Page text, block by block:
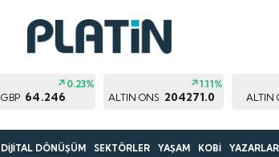
GBP 64.246
0.23%
ALTIN ONS 204271.0
1.11%
ALTIN
DİJİTAL DÖNÜŞÜM SEKTÖRLER YAŞAM KOBİ YAZARLAR